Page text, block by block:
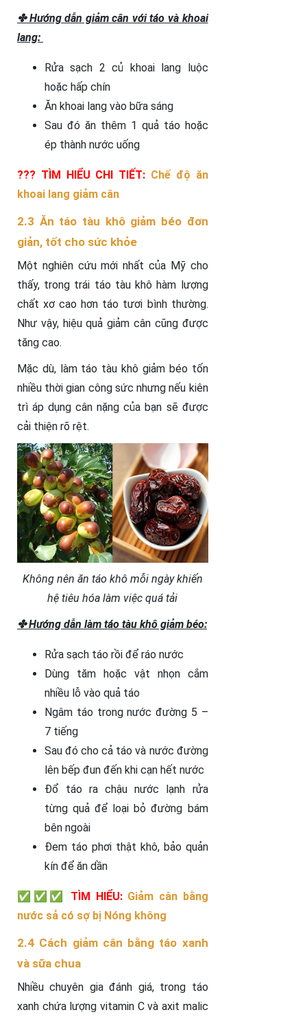
✤ Hướng dẫn giảm cân với táo và khoai
lang:
Rửa sạch 2 củ khoai lang luộc
hoặc hấp chín
Ăn khoai lang vào bữa sáng
Sau đó ăn thêm 1 quả táo hoặc
ép thành nước uống
??? TÌM HIỂU CHI TIẾT: Chế độ ăn
khoai lang giảm cân
2.3 Ăn táo tàu khô giảm béo đơn
giản, tốt cho sức khỏe
Một nghiên cứu mới nhất của Mỹ cho
thấy, trong trái táo tàu khô hàm lượng
chất xơ cao hơn táo tươi bình thường.
Như vậy, hiệu quả giảm cân cũng được
tăng cao.
Mặc dù, làm táo tàu khô giảm béo tốn
nhiều thời gian công sức nhưng nếu kiên
trì áp dụng cân nặng của bạn sẽ được
cải thiện rõ rệt.
Không nên ăn táo khô mỗi ngày khiến
hệ tiêu hóa làm việc quá tải
✤ Hướng dẫn làm táo tàu khô giảm béo:
Rửa sạch táo rồi để ráo nước
Dùng tăm hoặc vật nhọn cắm
nhiều lỗ vào quả táo
Ngâm táo trong nước đường 5 –
7 tiếng
Sau đó cho cả táo và nước đường
lên bếp đun đến khi cạn hết nước
Đổ táo ra chậu nước lạnh rửa
từng quả để loại bỏ đường bám
bên ngoài
Đem táo phơi thật khô, bảo quản
kín để ăn dần
✅✅✅ TÌM HIỂU: Giảm cân bằng
nước sả có sợ bị Nóng không
2.4 Cách giảm cân bằng táo xanh
và sữa chua
Nhiều chuyên gia đánh giá, trong táo
xanh chứa lượng vitamin C và axit malic